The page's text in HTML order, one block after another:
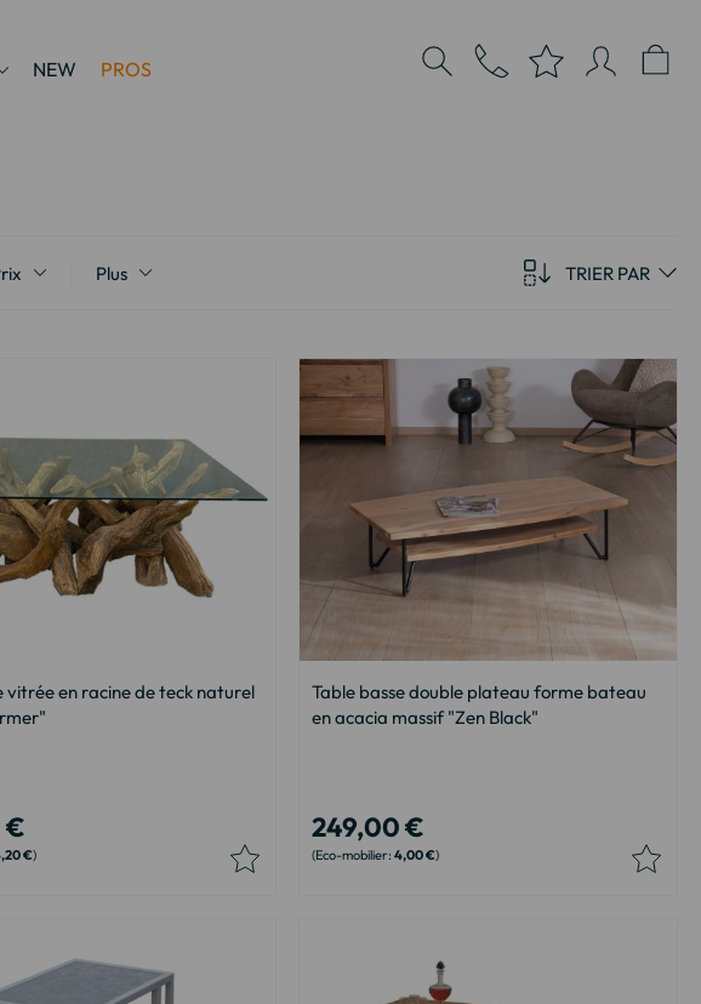
NEW PROS
Plus TRIER PAR
vitrée en racine de teck naturel
€
€
Table basse double plateau forme bateau
en acacia massif "Zen Black"
249,00 €
4,00 €